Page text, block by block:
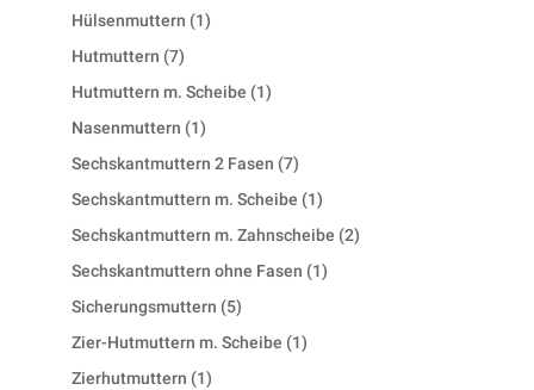
product
Hülsenmuttern 11
Hutmuttern 77
products
Hutmuttern m. Scheibe 11
Nasenmuttern 11
product
Sechskantmuttern 2 Fasen 77
products
Sechskantmuttern m. Scheibe 11
product
Sechskantmuttern m. Zahnscheibe 22
Sechskantmuttern ohne Fasen 11
Sicherungsmuttern 55
products
Zier-Hutmuttern m. Scheibe 11
Zierhutmuttern 11